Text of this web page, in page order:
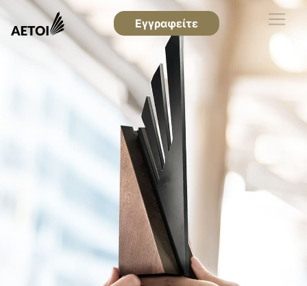
Εγγραφείτε